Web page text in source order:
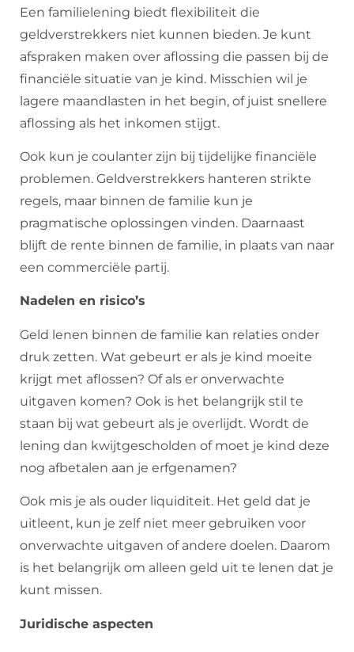
Een familielening biedt flexibiliteit die
geldverstrekkers niet kunnen bieden. Je kunt
afspraken maken over aflossing die passen bij de
financiële situatie van je kind. Misschien wil je
lagere maandlasten in het begin, of juist snellere
aflossing als het inkomen stijgt.
Ook kun je coulanter zijn bij tijdelijke financiële
problemen. Geldverstrekkers hanteren strikte
regels, maar binnen de familie kun je
pragmatische oplossingen vinden. Daarnaast
blijft de rente binnen de familie, in plaats van naar
een commerciële partij.
Nadelen en risico’s
Geld lenen binnen de familie kan relaties onder
druk zetten. Wat gebeurt er als je kind moeite
krijgt met aflossen? Of als er onverwachte
uitgaven komen? Ook is het belangrijk stil te
staan bij wat gebeurt als je overlijdt. Wordt de
lening dan kwijtgescholden of moet je kind deze
nog afbetalen aan je erfgenamen?
Ook mis je als ouder liquiditeit. Het geld dat je
uitleent, kun je zelf niet meer gebruiken voor
onverwachte uitgaven of andere doelen. Daarom
is het belangrijk om alleen geld uit te lenen dat je
kunt missen.
Juridische aspecten